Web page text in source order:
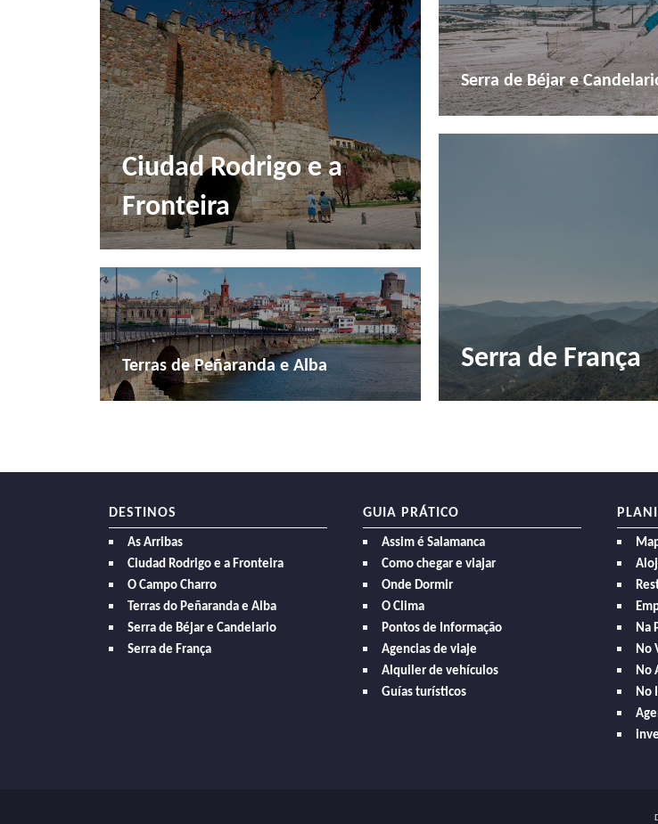
Ciudad Rodrigo e a
Fronteira
Terras de Peñaranda e Alba
Serra de Béjar e
Serra de França
DESTINOS
As Arribas
Ciudad Rodrigo e a Fronteira
O Campo Charro
Terras do Peñaranda e Alba
Serra de Béjar e Candelario
Serra de França
GUIA PRÁTICO
Assim é Salamanca
Como chegar e viajar
Onde Dormir
O Clima
Pontos de Informação
Agencias de viaje
Alquiler de vehículos
Guías turísticos
Na
No
No
No